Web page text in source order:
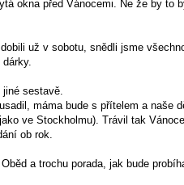
okna před Vánocemi. Ne že by to
už v sobotu, snědli jsme
sestavě.
máma bude s přítelem a naše
ve Stockholmu). Trávil tak
ob rok.
a trochu porada, jak bude